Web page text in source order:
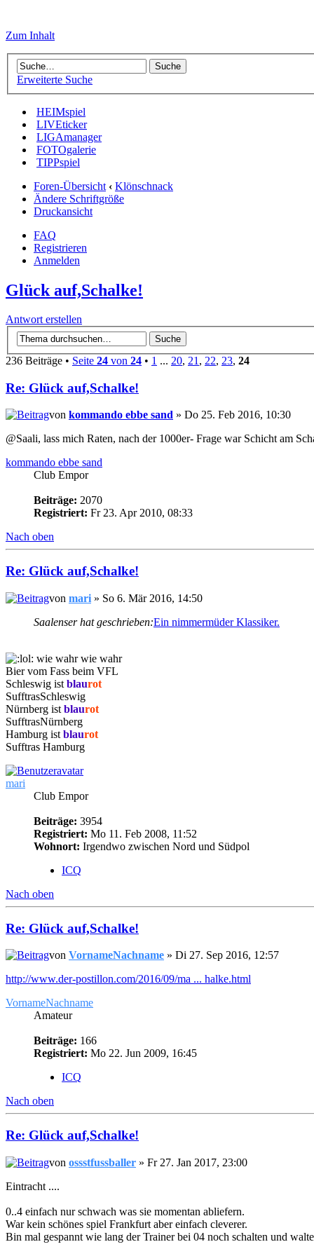
Zum Inhalt
Erweiterte Suche
HEIMspiel
LIVEticker
LIGAmanager
FOTOgalerie
TIPPspiel
Foren-Übersicht ‹ Klönschnack
Ändere Schriftgröße
Druckansicht
FAQ
Registrieren
Anmelden
Glück auf,Schalke!
Antwort erstellen
236 Beiträge • Seite 24 von 24 • 1 ... 20, 21 , 22, 23, 24
Re: Glück auf,Schalke!
von kommando ebbe sand » Do 25. Feb 2016, 10:30
@Saali, lass mich Raten, nach der 1000er- Frage war Schicht am
kommando ebbe sand
Club Empor
Beiträge: 2070
Registriert: Fr 23. Apr 2010, 08:33
Nach oben
Re: Glück auf,Schalke!
von mari » So 6. Mär 2016, 14:50
Saalenser hat geschrieben:Ein nimmermüder Klassiker.
wie wahr wie wahr
Bier vom Fass beim VFL
Schleswig ist blaurot
SufftrasSchleswig
Nürnberg ist blaurot
SufftrasNürnberg
Hamburg ist blaurot
Sufftras Hamburg
mari
Club Empor
Beiträge: 3954
Registriert: Mo 11. Feb 2008, 11:52
Wohnort: Irgendwo zwischen Nord und Südpol
ICQ
Nach oben
Re: Glück auf,Schalke!
von VornameNachname » Di 27. Sep 2016, 12:57
http://www.der-postillon.com/2016/09/ma ... halke.html
VornameNachname
Amateur
Beiträge: 166
Registriert: Mo 22. Jun 2009, 16:45
ICQ
Nach oben
Re: Glück auf,Schalke!
von ossstfussballer » Fr 27. Jan 2017, 23:00
Eintracht ....
0..4 einfach nur schwach was sie momentan abliefern.
War kein schönes spiel Frankfurt aber einfach cleverer.
Bin mal gespannt wie lang der Trainer bei 04 noch schalten und